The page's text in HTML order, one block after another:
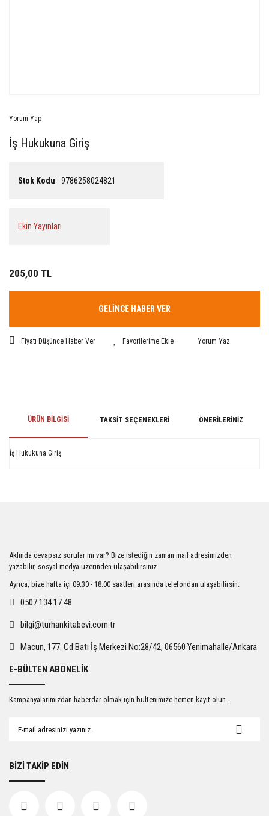
Yorum Yap
İş Hukukuna Giriş
Stok Kodu 9786258024821
Ekin Yayınları
205,00 TL
GELİNCE HABER VER
Fiyatı Düşünce Haber Ver Yorum Yaz
ÜRÜN BILGISI TAKSIT SEÇENEKLERI ÖNERILERINIZ
İş Hukukuna Giriş
Ürün açıklamasında eksik bilgiler bulunuyor.
Ürün bilgilerinde hatalar bulunuyor.
Ürün fiyatı diğer sitelerden daha pahalı.
Gönder
Aklında cevapsız sorular mı var? Bize istediğin zaman mail adresimizden
yazabilir, sosyal medya üzerinden ulaşabilirsiniz.
Ayrıca, bize hafta içi 09:30 - 18:00 saatleri arasında telefondan ulaşabilirsin.
0507 134 17 48
bilgi@turhankitabevi.com.tr
Macun, 177. Cd Batı İş Merkezi No:28/42, 06560 Yenimahalle/Ankara
E-BÜLTEN ABONELİK
Kampanyalarımızdan haberdar olmak için bültenimize hemen kayıt olun.
BİZİ TAKİP EDİN